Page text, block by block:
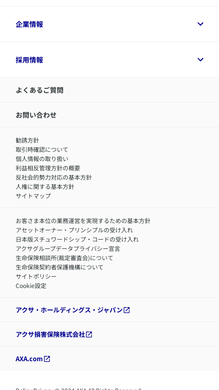
変額保険各種情報
デジタル約款
令和8年（2026年）分の生命保険料控除証明書について
アクサのネット完結保険（旧アクサダイレクト生命）
法人のお客さまトップ
経営者サポートサービス
企業情報
企業情報トップ
アクサ生命が選ばれる理由
IR情報
サステナビリティの取り組み
​お客さまを金融犯罪からお守りするために
アクサグループについて
採用情報
採用情報トップ
中途採用：内勤正社員
職）
中途採用：フィナンシャルプラン・アドバイザー（営業職）
障害者採用
よくあるご質問
お問い合わせ
勧誘方針
取引時確認について
個人情報の取り扱い
利益相反管理方針の概要
反社会的勢力対応の基本方針
人権に関する基本方針
サイトマップ
お客さま本位の業務運営を実現するための基本方針
アセットオーナー・プリンシプルの受け入れ
日本版スチュワードシップ・コードの受け入れ
アクサグループデータプライバシー宣言
生命保険相談所(裁定審査会)について
生命保険契約者保護機構について
サイトポリシー
Cookie設定
アクサ・ホールディングス・ジャパン
アクサ損害保険株式会社
AXA.com